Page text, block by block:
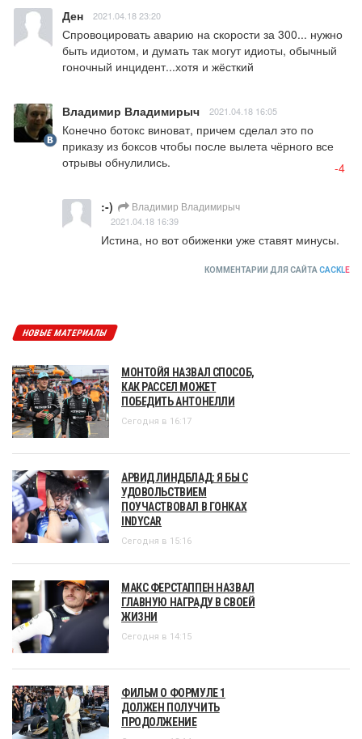
Ден 2021.04.18 23:20
Спровоцировать аварию на скорости за 300... нужно
быть идиотом, и думать так могут идиоты, обычный
гоночный инцидент...хотя и жёсткий
Владимир Владимирыч 2021.04.18 16:05
Конечно ботокс виноват, причем сделал это по
приказу из боксов чтобы после вылета чёрного все
отрывы обнулились.
-4
:-) Владимир Владимирыч
2021.04.18 16:39
Истина, но вот обиженки уже ставят минусы.
КОММЕНТАРИИ ДЛЯ САЙТА CACKLE
НОВЫЕ МАТЕРИАЛЫ
МОНТОЙЯ НАЗВАЛ СПОСОБ,
КАК РАССЕЛ МОЖЕТ
ПОБЕДИТЬ АНТОНЕЛЛИ
Сегодня в 16:17
АРВИД ЛИНДБЛАД: Я БЫ С
УДОВОЛЬСТВИЕМ
ПОУЧАСТВОВАЛ В ГОНКАХ
INDYCAR
Сегодня в 15:16
МАКС ФЕРСТАППЕН НАЗВАЛ
ГЛАВНУЮ НАГРАДУ В СВОЕЙ
ЖИЗНИ
Сегодня в 14:15
ФИЛЬМ О ФОРМУЛЕ 1
ДОЛЖЕН ПОЛУЧИТЬ
ПРОДОЛЖЕНИЕ